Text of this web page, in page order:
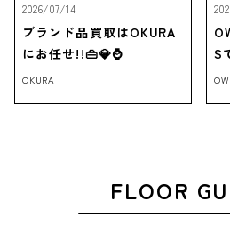
2026/07/14
ブランド品買取はOKURA
にお任せ!!👜💎⌚
OKURA
S
FLOOR